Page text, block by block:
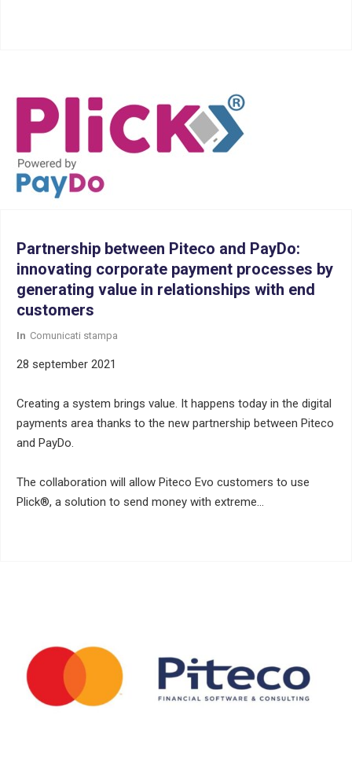
Partnership between Piteco and PayDo:
innovating corporate payment processes by
generating value in relationships with end
customers
In Comunicati stampa
28 september 2021
Creating a system brings value. It happens today in the digital
payments area thanks to the new partnership between Piteco
and PayDo.
The collaboration will allow Piteco Evo customers to use
Plick®, a solution to send money with extreme…